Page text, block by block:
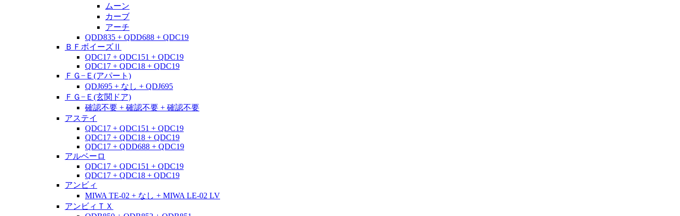
ムーン
カーブ
アーチ
QDD835 + QDD688 + QDC19
ＢＦボイーズⅡ
QDC17 + QDC151 + QDC19
QDC17 + QDC18 + QDC19
ＦＧ−Ｅ(アパート)
QDJ695 + なし + QDJ695
ＦＧ−Ｅ(玄関ドア)
確認不要 + 確認不要 + 確認不要
アステイ
QDC17 + QDC151 + QDC19
QDC17 + QDC18 + QDC19
QDC17 + QDD688 + QDC19
アルベーロ
QDC17 + QDC151 + QDC19
QDC17 + QDC18 + QDC19
アンビィ
MIWA TE-02 + なし + MIWA LE-02 LV
アンビィＴＸ